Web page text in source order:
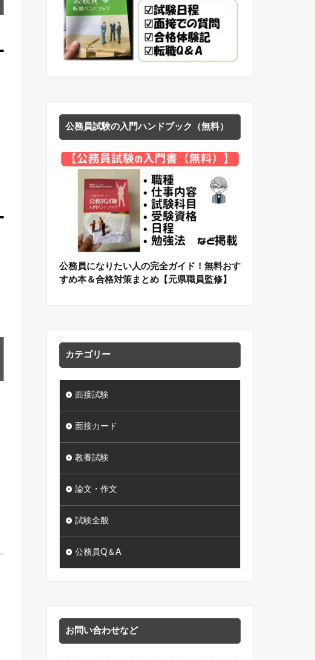
公務員試験の入門ハンドブック（無料）
公務員になりたい人の完全ガイド！無料おす
すめ本＆合格対策まとめ【元県職員監修】
カテゴリー
面接試験
面接カード
教養試験
論文・作文
試験全般
公務員Q＆A
お問い合わせなど